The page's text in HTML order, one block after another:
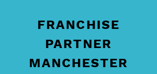
FRANCHISE
PARTNER
MANCHESTER